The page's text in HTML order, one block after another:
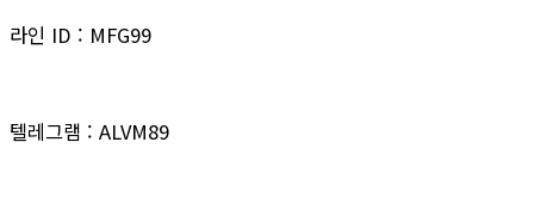
라인 ID : MFG99
텔레그램 : ALVM89